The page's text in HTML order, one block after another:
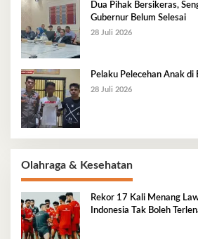
Dua Pihak Bersikeras,
Gubernur Belum Selesai
28 Juli 2026
Pelaku Pelecehan Anak
28 Juli 2026
Olahraga & Kesehatan
Rekor 17 Kali Menang
Indonesia Tak Boleh